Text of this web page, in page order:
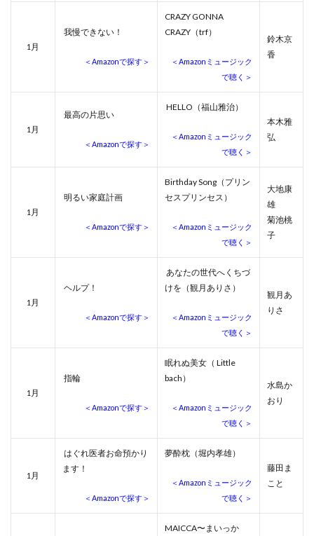
1 月
我慢できない！
＜Amazonで探す＞
CRAZY GONNA
CRAZY（trf）
＜Amazonミュージック
で聴く＞
鈴木京
香
1 月
最高の片思い
＜Amazonで探す＞
HELLO（福山雅治）
＜Amazonミュージック
で聴く＞
本木雅
弘
1 月
明るい家庭計画
＜Amazonで探す＞
Birthday Song（プリン
セスプリンセス）
＜Amazonミュージック
で聴く＞
大地康
雄
菊池桃
子
1 月
ヘルプ！
＜Amazonで探す＞
あなたの世代へくちづ
けを（観月ありさ）
＜Amazonミュージック
で聴く＞
観月あ
りさ
1 月
指輪
＜Amazonで探す＞
眠れぬ美女（ Little
bach）
＜Amazonミュージック
で聴く＞
水島か
おり
1 月
はぐれ医者お命預かり
ます！
＜Amazonで探す＞
夢酔枕（堀内孝雄）
＜Amazonミュージック
で聴く＞
藤田ま
こと
MAICCA〜まいっか